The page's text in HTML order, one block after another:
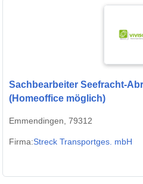
Sachbearbeiter Seefracht-
(Homeoffice möglich)
Emmendingen, 79312
Firma:Streck Transportges. mbH